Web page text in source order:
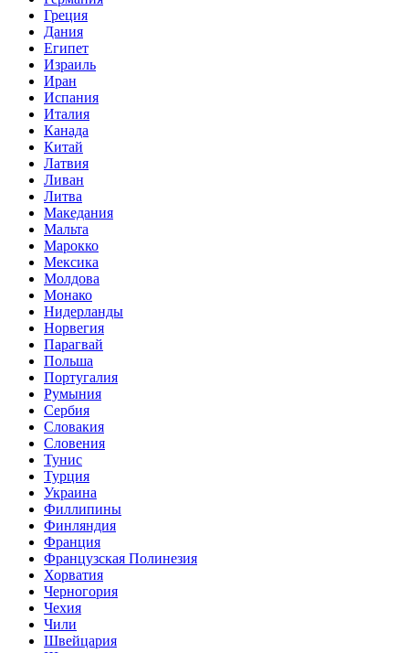
Греция
Дания
Египет
Израиль
Иран
Испания
Италия
Канада
Китай
Латвия
Ливан
Литва
Македания
Мальта
Марокко
Мексика
Молдова
Монако
Нидерланды
Норвегия
Парагвай
Польша
Португалия
Румыния
Сербия
Словакия
Словения
Тунис
Турция
Украина
Филлипины
Финляндия
Франция
Французская Полинезия
Хорватия
Черногория
Чехия
Чили
Швейцария